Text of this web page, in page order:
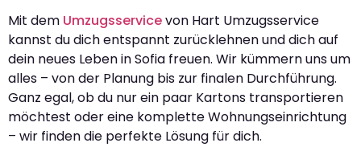
Mit dem Umzugsservicevon Hart Umzugsservice
kannst du dich entspannt zurücklehnen und dich auf
dein neues Leben in Sofia freuen. Wir kümmern uns um
alles – von der Planung bis zur finalen Durchführung.
Ganz egal, ob du nur ein paar Kartons transportieren
möchtest oder eine komplette Wohnungseinrichtung
– wir finden die perfekte Lösung für dich.